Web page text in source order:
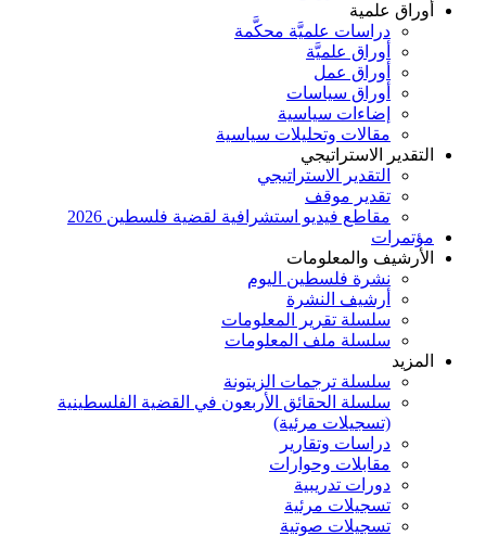
أوراق علمية
دراسات علميَّة محكَّمة
أوراق علميَّة
أوراق عمل
أوراق سياسات
إضاءات سياسية
مقالات وتحليلات سياسية
التقدير الاستراتيجي
التقدير الاستراتيجي
تقدير موقف
مقاطع فيديو استشرافية لقضية فلسطين 2026
مؤتمرات
الأرشيف والمعلومات
نشرة فلسطين اليوم
أرشيف النشرة
سلسلة تقرير المعلومات
سلسلة ملف المعلومات
المزيد
سلسلة ترجمات الزيتونة
سلسلة الحقائق الأربعون في القضية الفلسطينية
(تسجيلات مرئية)
دراسات وتقارير
مقابلات وحوارات
دورات تدريبية
تسجيلات مرئية
تسجيلات صوتية